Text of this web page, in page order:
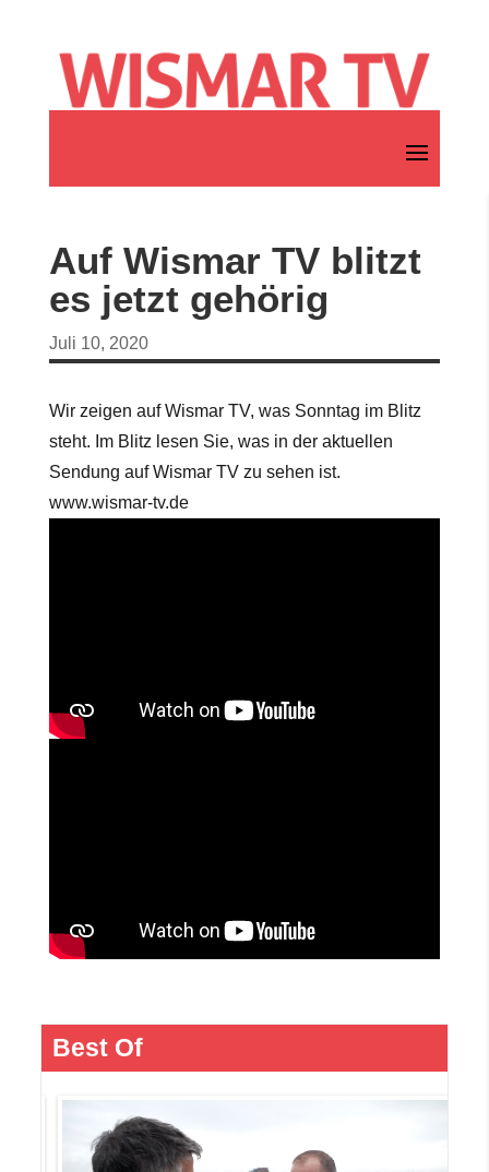
Auf Wismar TV blitzt
es jetzt gehörig
Juli 10, 2020
Wir zeigen auf Wismar TV, was Sonntag im Blitz
steht. Im Blitz lesen Sie, was in der aktuellen
Sendung auf Wismar TV zu sehen ist.
www.wismar-tv.de
Best Of